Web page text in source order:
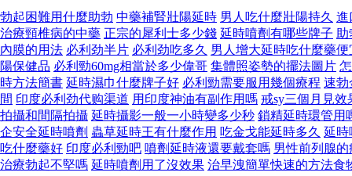
勃起困難用什麼助勃 中藥補腎壯陽延時 男人吃什麼壯陽持久 進
治療頸椎病的中藥 正宗的犀利士多少錢 延時噴劑有哪些牌子
內膜的用法 必利劲半片 必利劲吃多久 男人增大延時吃什麼藥便
陽保健品 必利勁60mg相當於多少偉哥 集體照姿勢的擺法圖片
時方法簡書 延時濕巾什麼牌子好 必利勁需要服用幾個療程 速勃
間 印度必利劲代购渠道 用印度神油有副作用嗎 戒sy三個月見效
拍攝和間隔拍攝 延時攝影一般一小時變多少秒 鎖精延時環管用
企安全延時噴劑 蟲草延時王有什麼作用 吃金戈能延時多久 延時
吃什麼藥好 印度必利勁吧 噴劑延時液還要戴套嗎 男性前列腺
治療勃起不堅嗎 延時噴劑用了沒效果 治早洩簡單快速的方法食